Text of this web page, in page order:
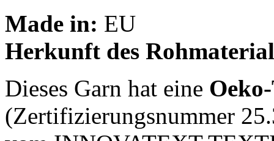
Made in: EU
Herkunft des
Dieses Garn hat eine
(Zertifizierungsnummer